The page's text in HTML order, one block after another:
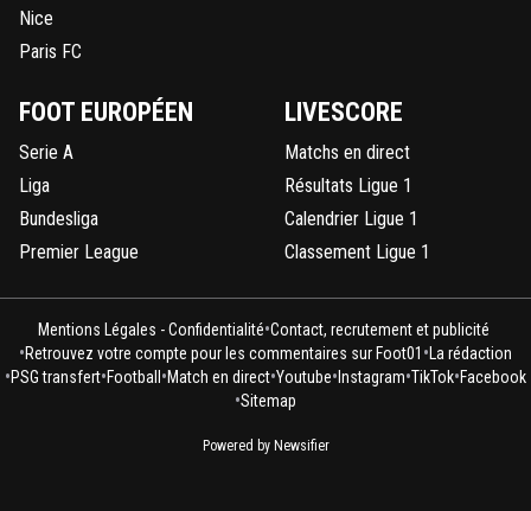
Nice
Paris FC
FOOT EUROPÉEN
Serie A
Liga
Bundesliga
Premier League
LIVESCORE
Matchs en direct
Résultats Ligue 1
Calendrier Ligue 1
Classement Ligue 1
Mentions Légales - Confidentialité•Contact, recrutement et publicité
•Retrouvez votre compte pour les commentaires sur Foot01 • La rédaction
•PSG transfert•Football •Match en direct•Youtube• Instagram•TikTok•Facebook
•Sitemap
Powered by Newsifier